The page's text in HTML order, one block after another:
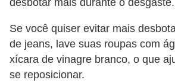
Se você quiser evitar mais
de jeans, lave suas roupas com
xícara de vinagre branco, o que
se reposicionar.